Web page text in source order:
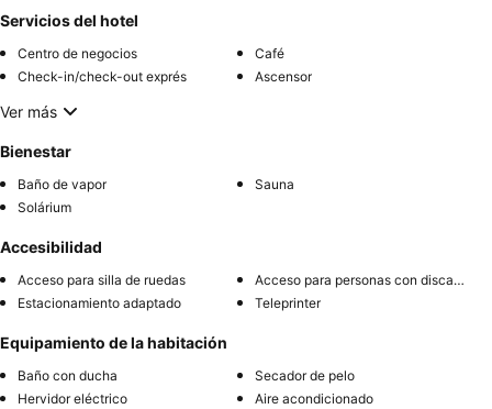
Servicios del hotel
Centro de negocios
Café
Check-in/check-out exprés
Ascensor
Ver más
Bienestar
Baño de vapor
Sauna
Solárium
Accesibilidad
Acceso para silla de ruedas
Acceso para personas con discapacidad
Estacionamiento adaptado
Teleprinter
Equipamiento de la habitación
Baño con ducha
Secador de pelo
Hervidor eléctrico
Aire acondicionado